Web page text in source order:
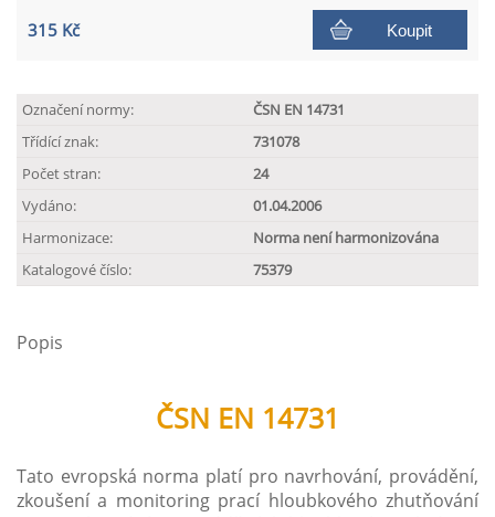
315 Kč Koupit
Označení normy:
ČSN EN 14731
Třídící znak:
731078
Počet stran:
24
Vydáno:
01.04.2006
Harmonizace:
Norma není harmonizována
Katalogové číslo:
75379
Popis
ČSN EN 14731
Tato evropská norma platí pro navrhování, provádění,
zkoušení a monitoring prací hloubkového zhutňování